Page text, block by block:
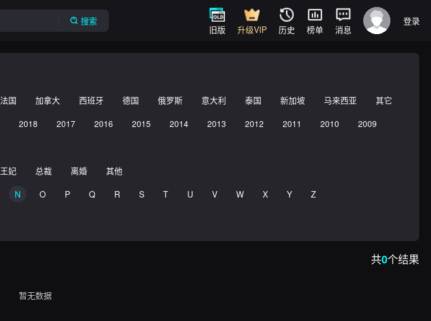
搜索
旧版 升级VIP 历史 榜单 消息
登录
法国 加拿大 西班牙 德国 俄罗斯 意大利 泰国 新加坡 马来西亚
其它
2018 2017 2016 2015 2014 2013 2012 2011 2010
2009
王妃 总裁 离婚
其他
N O P Q R S T U V W X Y
Z
共0个结果
暂无数据